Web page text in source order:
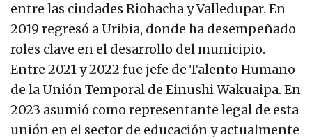
entre las ciudades Riohacha y Valledupar. En
2019 regresó a Uribia, donde ha desempeñado
roles clave en el desarrollo del municipio.
Entre 2021 y 2022 fue jefe de Talento Humano
de la Unión Temporal de Einushi Wakuaipa. En
2023 asumió como representante legal de esta
unión en el sector de educación y actualmente